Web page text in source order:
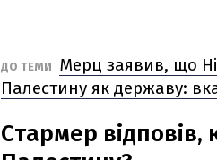
ДО ТЕМИ
Мерц заявив, що
Палестину як державу:
Стармер